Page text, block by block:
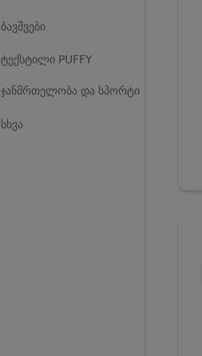
ბავშვები
ტექსტილი PUFFY
ჯანმრთელობა და სპორტი
სხვა